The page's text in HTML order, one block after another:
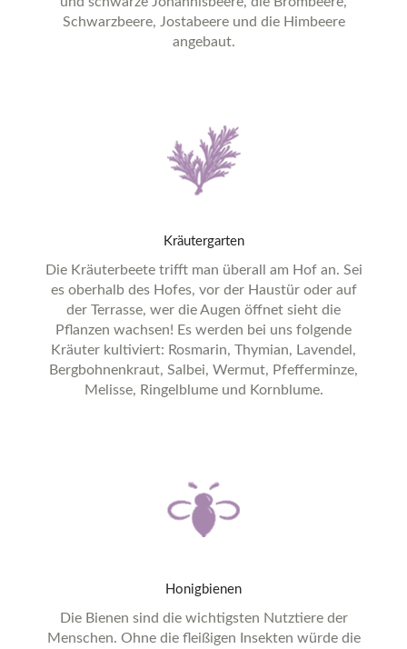
Schwarzbeere, Jostabeere und die Himbeere
angebaut.
Kräutergarten
Die Kräuterbeete trifft man überall am Hof an. Sei
es oberhalb des Hofes, vor der Haustür oder auf
der Terrasse, wer die Augen öffnet sieht die
Pflanzen wachsen! Es werden bei uns folgende
Kräuter kultiviert: Rosmarin, Thymian, Lavendel,
Bergbohnenkraut, Salbei, Wermut, Pfefferminze,
Melisse, Ringelblume und Kornblume.
Honigbienen
Die Bienen sind die wichtigsten Nutztiere der
Menschen. Ohne die fleißigen Insekten würde die